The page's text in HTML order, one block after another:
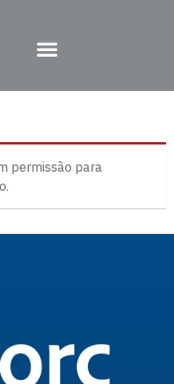
permissão para